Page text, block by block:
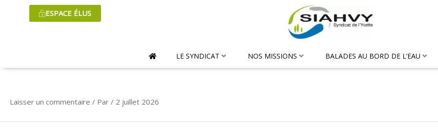
ESPACE ÉLUS
LE SYNDICAT NOS MISSIONS BALADES AU BORD DE L’EAU
Laisser un commentaire / Par / 2 juillet 2026